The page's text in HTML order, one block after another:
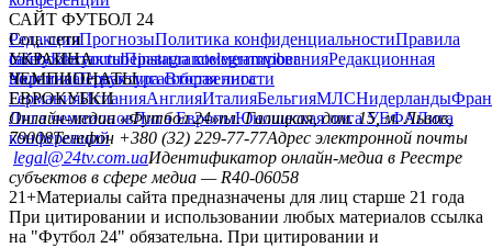
САЙТ ФУТБОЛ 24
РедакцияПрогнозыПолитика конфиденциальностиПравила
сайтуКонтактыПравила комментированияРедакционная
политикаСтруктура собственности
Соц. сети
facebookxyoutubeinstagramtelegramviber
УКРАИНА
УкраинаПервая лигаВторая лига
ЧЕМПИОНАТЫ
ГерманияИспанияАнглияИталияБельгияМЛСНидерланды
ЕВРОКУБКИ
Лига чемпионовЛига ЕвропыЮношеская лига УЕФАЛига
конференций
Онлайн-медиа «Футбол 24»пл. Галицкая, дом. 15, м. Львов,
79008Телефон +380 (32) 229-77-77Адрес электронной почты
legal@24tv.com.uaИдентификатор онлайн-медиа в Реестре
субъектов в сфере медиа — R40-06058
21+Материалы сайта предназначены для лиц старше 21 года
При цитировании и использовании любых материалов ссылка
на "Футбол 24" обязательна. При цитировании и